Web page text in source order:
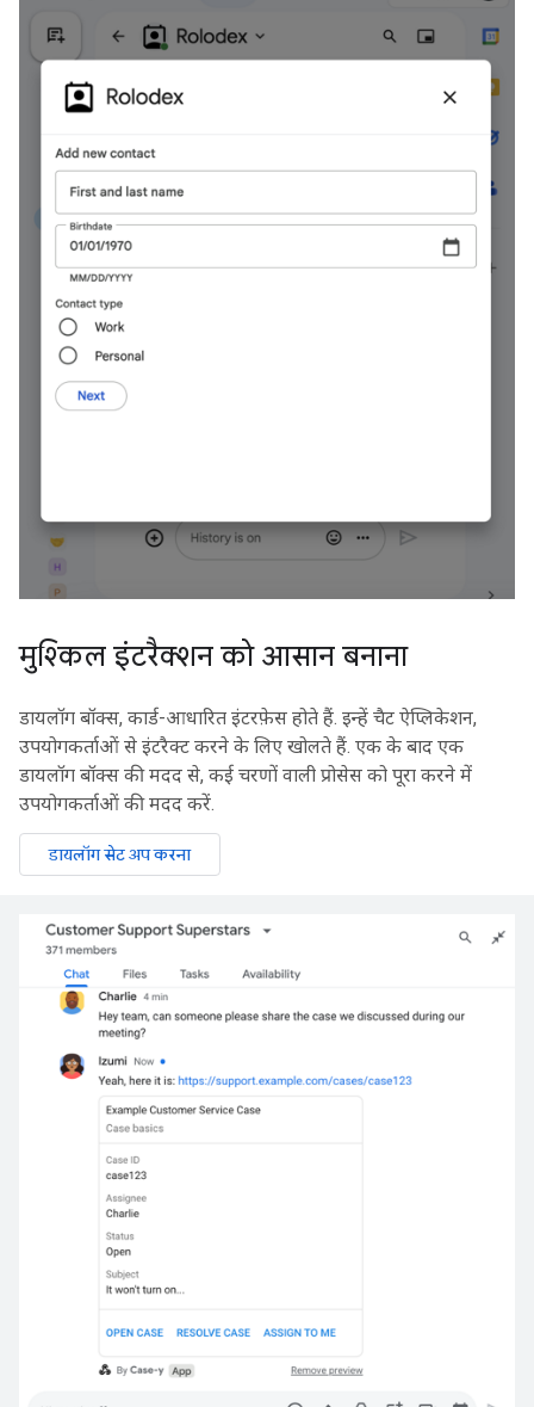
मुश्किल इंटरैक्शन को आसान बनाना
डायलॉग बॉक्स, कार्ड-आधारित इंटरफ़ेस होते हैं. इन्हें चैट ऐप्लिकेशन,
उपयोगकर्ताओं से इंटरैक्ट करने के लिए खोलते हैं. एक के बाद एक
डायलॉग बॉक्स की मदद से, कई चरणों वाली प्रोसेस को पूरा करने में
उपयोगकर्ताओं की मदद करें.
डायलॉग सेट अप करना